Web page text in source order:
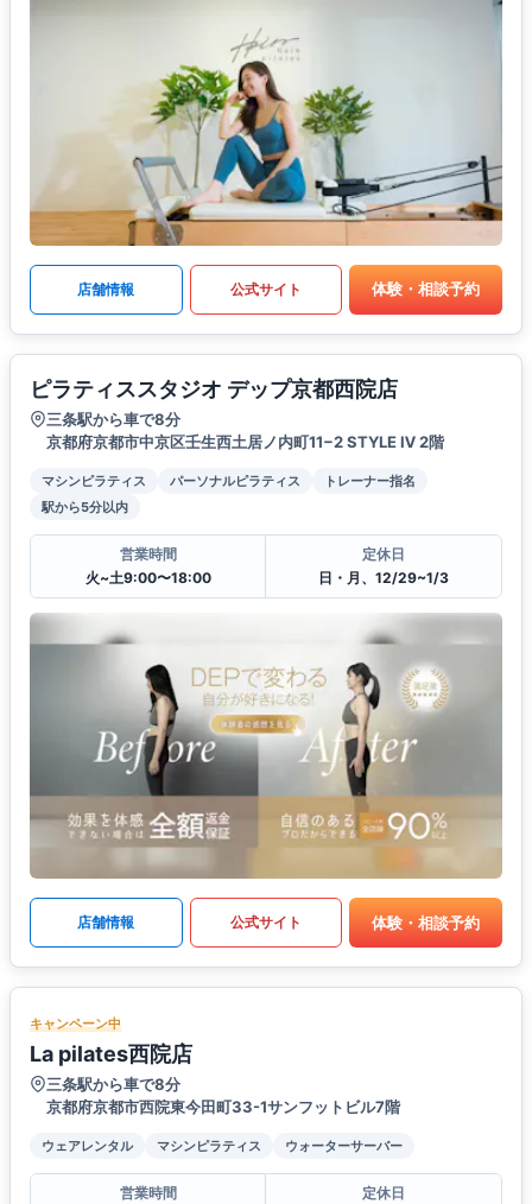
店舗情報 公式サイト 体験・相談予約
ピラティススタジオ デップ京都西院店
三条駅から車で8分
京都府京都市中京区壬生西土居ノ内町11−2 STYLE Ⅳ 2階
マシンピラティス パーソナルピラティス
トレーナー指名
駅から5分以内
営業時間
火~土9:00〜18:00
定休日
日・月、12/29~1/3
店舗情報 公式サイト 体験・相談予約
キャンペーン中
La pilates西院店
三条駅から車で8分
京都府京都市西院東今田町33-1サンフットビル7階
ウェアレンタル マシンピラティス ウォーターサーバー
営業時間
定休日